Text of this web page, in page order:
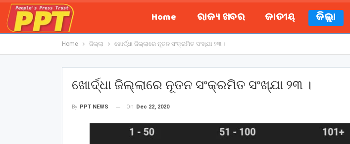
Home ରାଜ୍ୟ ଖବର ଜାତୀୟ ଜିଲ୍ଲା
Home ଜିଲ୍ଲା ଖୋର୍ଦ୍ଧା ଜିଲ୍ଲାରେ ନୂତନ ସଂକ୍ରମିତ ସଂଖ୍ଯା ୨୩ ।
ଖୋର୍ଦ୍ଧା ଜିଲ୍ଲାରେ ନୂତନ ସଂକ୍ରମିତ ସଂଖ୍ଯା ୨୩ ।
By PPT NEWS On Dec 22, 2020